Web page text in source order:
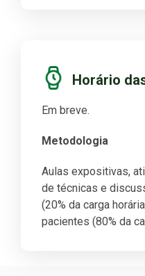
Horário
Em breve.
Metodologia
Aulas expositivas,
de técnicas e
(20% da carga
pacientes (80% da